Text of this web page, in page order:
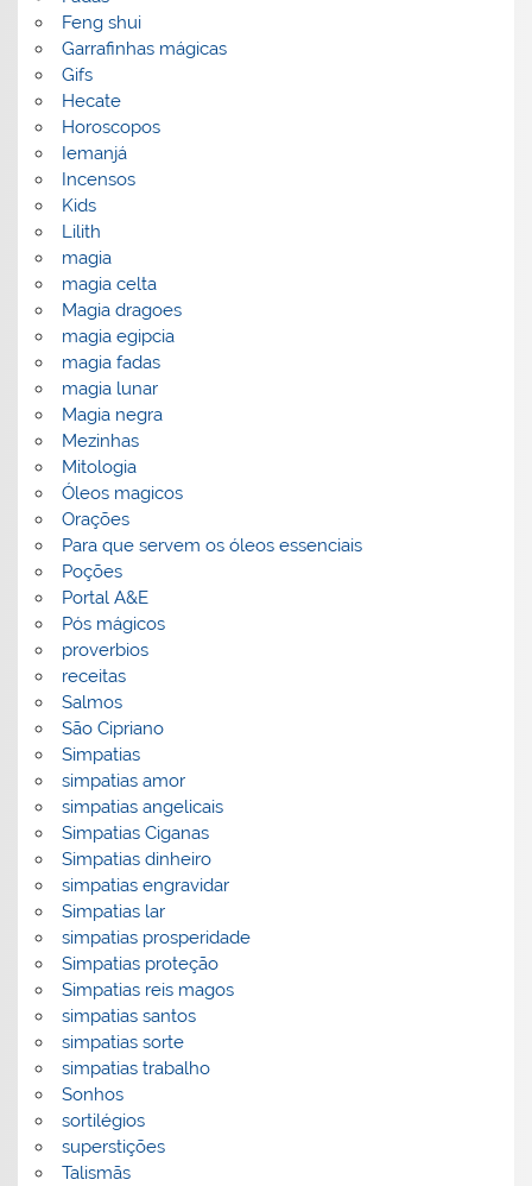
Feng shui
Garrafinhas mágicas
Gifs
Hecate
Horoscopos
Iemanjá
Incensos
Kids
Lilith
magia
magia celta
Magia dragoes
magia egipcia
magia fadas
magia lunar
Magia negra
Mezinhas
Mitologia
Óleos magicos
Orações
Para que servem os óleos essenciais
Poções
Portal A&E
Pós mágicos
proverbios
receitas
Salmos
São Cipriano
Simpatias
simpatias amor
simpatias angelicais
Simpatias Ciganas
Simpatias dinheiro
simpatias engravidar
Simpatias lar
simpatias prosperidade
Simpatias proteção
Simpatias reis magos
simpatias santos
simpatias sorte
simpatias trabalho
Sonhos
sortilégios
superstições
Talismãs